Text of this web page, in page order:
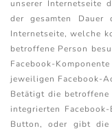
unserer Internetseite
der gesamten Dauer
Internetseite, welche
betroffene Person
Facebook-
jeweiligen Facebook-
Betätigt die
integrierten
Button, oder gibt die